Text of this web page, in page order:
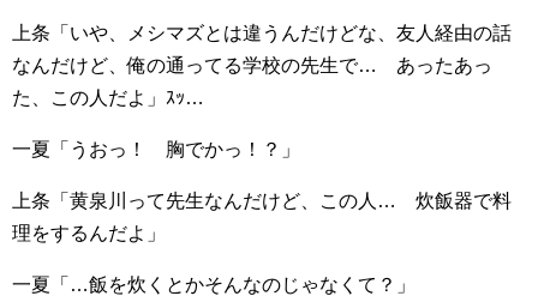
上条「いや、メシマズとは違うんだけどな、友人経由の話
なんだけど、俺の通ってる学校の先生で… あったあっ
た、この人だよ」ｽｯ…
一夏「うおっ！ 胸でかっ！？」
上条「黄泉川って先生なんだけど、この人… 炊飯器で料
理をするんだよ」
一夏「…飯を炊くとかそんなのじゃなくて？」